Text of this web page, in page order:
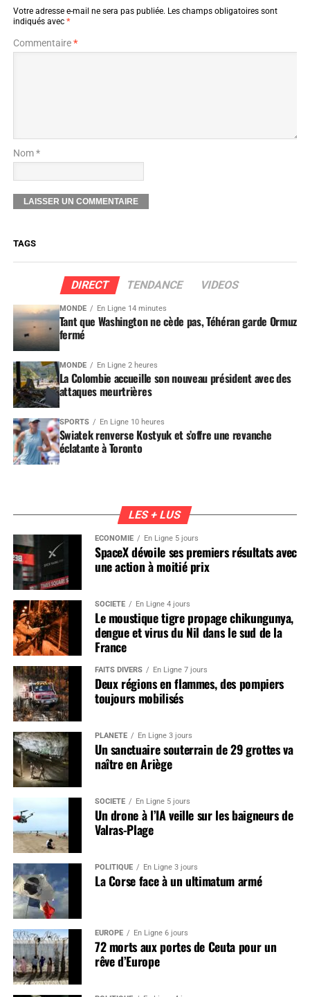
Votre adresse e-mail ne sera pas publiée. Les champs obligatoires sont
indiqués avec *
Commentaire*
Nom *
TAGS
DIRECT TENDANCE VIDEOS
MONDE En Ligne 14 minutes
Tant que Washington ne cède pas, Téhéran garde Ormuz
fermé
MONDE En Ligne 2 heures
La Colombie accueille son nouveau président avec des
attaques meurtrières
SPORTS En Ligne 10 heures
Swiatek renverse Kostyuk et s’offre une revanche
éclatante à Toronto
LES + LUS
ÉCONOMIE En Ligne 5 jours
SpaceX dévoile ses premiers résultats avec
une action à moitié prix
SOCIÉTÉ En Ligne 4 jours
Le moustique tigre propage chikungunya,
dengue et virus du Nil dans le sud de la
France
FAITS DIVERS En Ligne 7 jours
Deux régions en flammes, des pompiers
toujours mobilisés
PLANÈTE En Ligne 3 jours
Un sanctuaire souterrain de 29 grottes va
naître en Ariège
SOCIÉTÉ En Ligne 5 jours
Un drone à l’IA veille sur les baigneurs de
Valras-Plage
POLITIQUE En Ligne 3 jours
La Corse face à un ultimatum armé
EUROPE En Ligne 6 jours
72 morts aux portes de Ceuta pour un
rêve d’Europe